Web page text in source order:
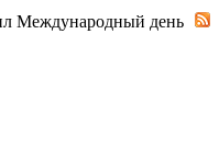
Международный день